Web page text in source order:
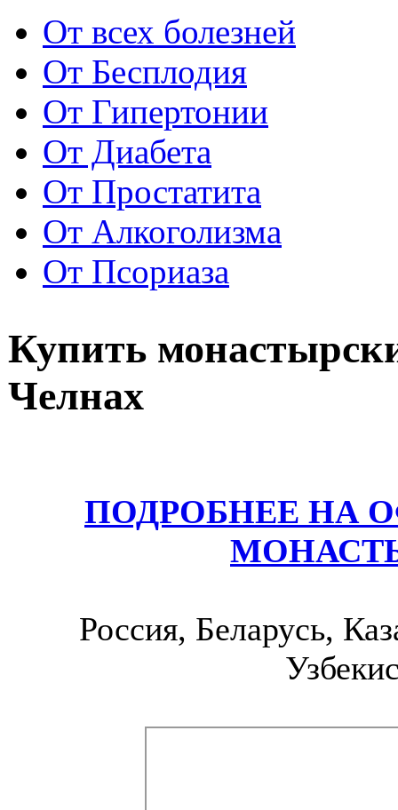
От всех болезней
От Бесплодия
От Гипертонии
От Диабета
От Простатита
От Алкоголизма
От Псориаза
Купить
Челнах
ПОДРОБНЕЕ НА
Россия, Беларусь,